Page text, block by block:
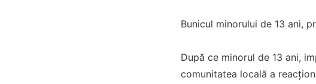
Bunicul minorului de 13 ani,
După ce minorul de 13 ani,
comunitatea locală a